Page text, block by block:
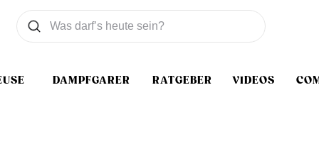
DAMPFGARER RATGEBER VIDEOS
Was wollen Sie suchen
Suchen